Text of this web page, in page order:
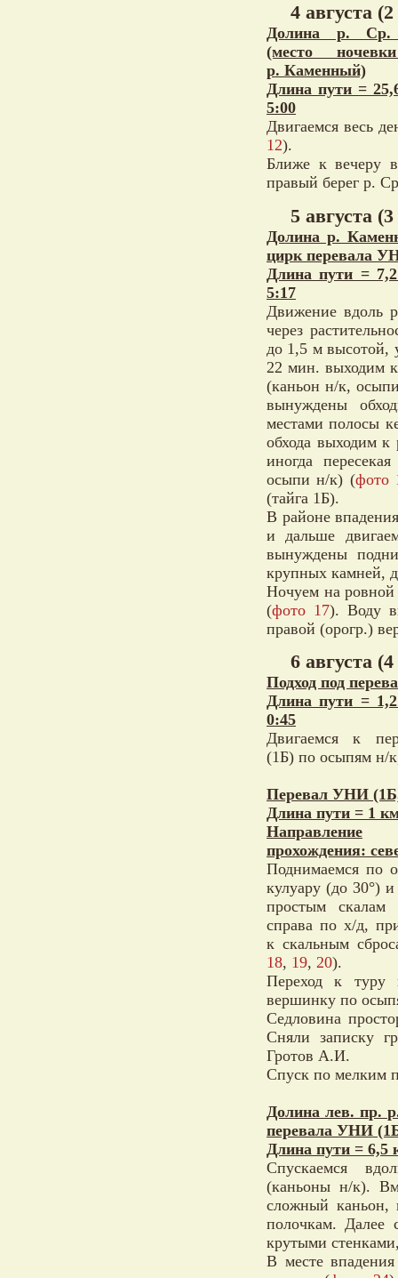
4 августа
Долина р. Ср.
(место
р. Каменный)
Длина пути =
5:00
Двигаемся весь
12).
Ближе к вечеру
правый берег р.
5 августа
Долина р.
цирк перевала
Длина пути =
5:17
Движение вдоль
через
до 1,5 м высотой,
22 мин. выходим к
(каньон н/к,
вынуждены
местами полосы
обхода выходим к
иногда
осыпи н/к) (фото
(тайга 1Б).
В районе
и дальше
вынуждены
крупных камней,
Ночуем на
(фото 17). Воду
правой (орогр.)
6 августа
Подход под
Длина пути =
0:45
Двигаемся к
(1Б) по осыпям н/
Перевал УНИ
Длина пути = 1
Направление
прохождения:
Поднимаемся по
кулуару (до 30°)
простым скалам
справа по х/д,
к скальным
18, 19, 20).
Переход к туру
вершинку по
Седловина
Сняли записку
Гротов А.И.
Спуск по мелким
Долина лев. пр.
перевала УНИ
Длина пути =
Спускаемся
(каньоны н/к).
сложный каньон,
полочкам. Далее
крутыми
В месте